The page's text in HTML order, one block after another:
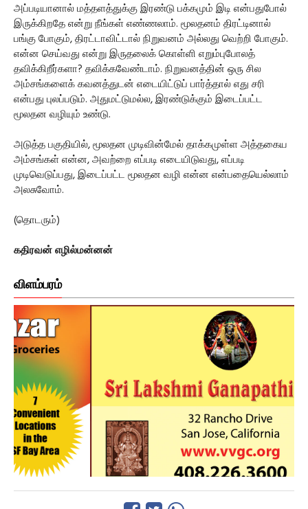
அப்படியானால் மத்தளத்துக்கு இரண்டு பக்கமும் இடி என்பதுபோல்
இருக்கிறதே என்று நீங்கள் எண்ணலாம். மூலதனம் திரட்டினால்
பங்கு போகும், திரட்டாவிட்டால் நிறுவனம் அல்லது வெற்றி போகும்.
என்ன செய்வது என்று இருதலைக் கொள்ளி எறும்புபோலத்
தவிக்கிறீர்களா? தவிக்கவேண்டாம். நிறுவனத்தின் ஒரு சில
அம்சங்களைக் கவனத்துடன் எடையிட்டுப் பார்த்தால் எது சரி
என்பது புலப்படும். அதுமட்டுமல்ல, இரண்டுக்கும் இடைப்பட்ட
மூலதன வழியும் உண்டு.
அடுத்த பகுதியில், மூலதன முடிவின்மேல் தாக்கமுள்ள அத்தகைய
அம்சங்கள் என்ன, அவற்றை எப்படி எடையிடுவது, எப்படி
முடிவெடுப்பது, இடைப்பட்ட மூலதன வழி என்ன என்பதையெல்லாம்
அலசுவோம்.
(தொடரும்)
கதிரவன் எழில்மன்னன்
விளம்பரம்